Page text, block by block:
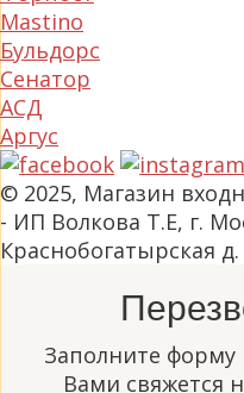
Mastino
Бульдорс
Сенатор
АСД
Аргус
© 2025, Магазин
- ИП Волкова Т.Е, г.
Краснобогатырская д.
Заполните форму
Вами свяжется